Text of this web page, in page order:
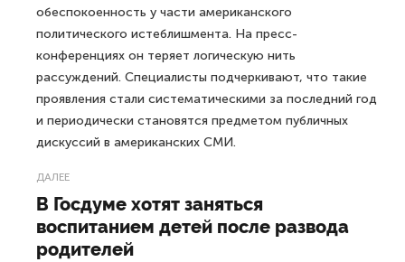
обеспокоенность у части американского
политического истеблишмента. На пресс-
конференциях он теряет логическую нить
рассуждений. Специалисты подчеркивают, что такие
проявления стали систематическими за последний год
и периодически становятся предметом публичных
дискуссий в американских СМИ.
ДАЛЕЕ
В Госдуме хотят заняться
воспитанием детей после развода
родителей